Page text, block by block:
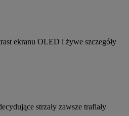
ekranu OLED i żywe szczegóły
strzały zawsze trafiały